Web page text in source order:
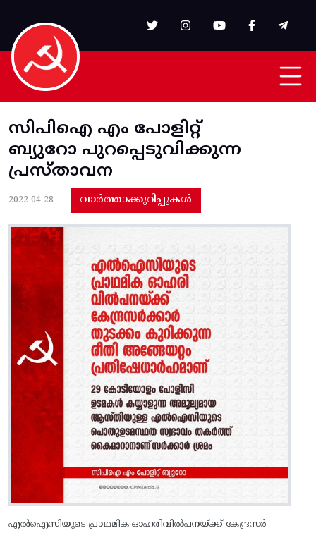
സിപിഐ എം പോളിറ്റ്
ബ്യുറോ പുറപ്പെടുവിക്കുന്ന
പ്രസ്താവന
2022-04-28 വാർത്താക്കുറിപ്പുകൾ
എൽഐസിയുടെ പ്രാഥമിക ഓഹരിവിൽപനയ്‌ക്ക്‌ കേന്ദ്രസർ